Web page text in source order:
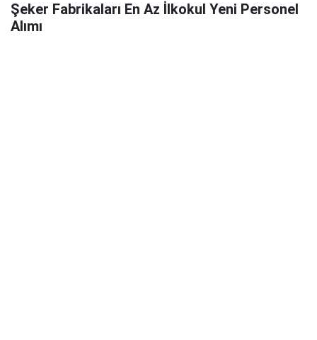
Şeker Fabrikaları En Az İlkokul Yeni Personel
Alımı